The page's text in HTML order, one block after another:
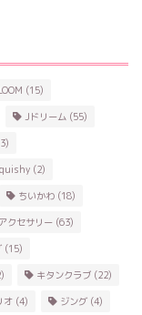
(15)
Jドリーム (55)
(2)
ちいかわ (18)
クセサリー (63)
(15)
キタンクラブ (22)
オ (4) ジング (4)